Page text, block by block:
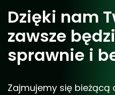
Dzięki nam
zawsze
sprawnie i
Zajmujemy się bieżącą